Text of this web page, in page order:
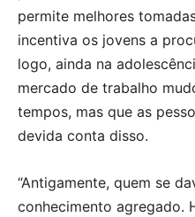
permite melhores
incentiva os jovens a
logo, ainda na
mercado de trabalho
tempos, mas que as
devida conta disso.
“Antigamente, quem se
conhecimento agregado.